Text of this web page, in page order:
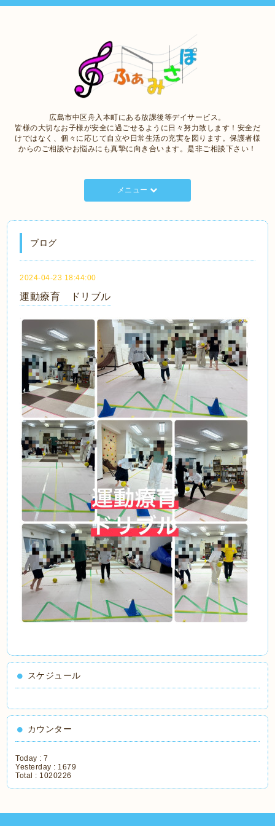
広島市中区舟入本町にある放課後等デイサービス。
皆様の大切なお子様が安全に過ごせるように日々努力致します！安全だ
けではなく、個々に応じて自立や日常生活の充実を図ります。保護者様
からのご相談やお悩みにも真摯に向き合います。是非ご相談下さい！
メニュー
ブログ
2024-04-23 18:44:00
運動療育 ドリブル
スケジュール
カウンター
Today :7
Yesterday : 1679
Total : 1020226